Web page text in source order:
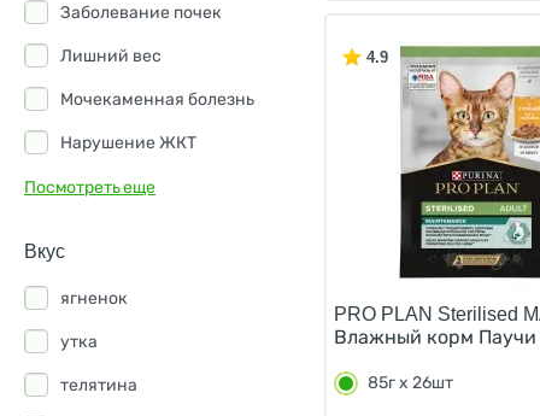
Darsi
Dr.Clauder's
Edel
Ekonorm
Заболевание почек
Лишний вес
Мочекаменная болезнь
Нарушение ЖКТ
Посмотреть еще
Вкус
ягненок
утка
телятина
4.9
PRO PLAN Sterilised
Влажный корм Паучи
85г х 26шт